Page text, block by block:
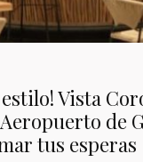
estilo! Vista
de
tus esperas